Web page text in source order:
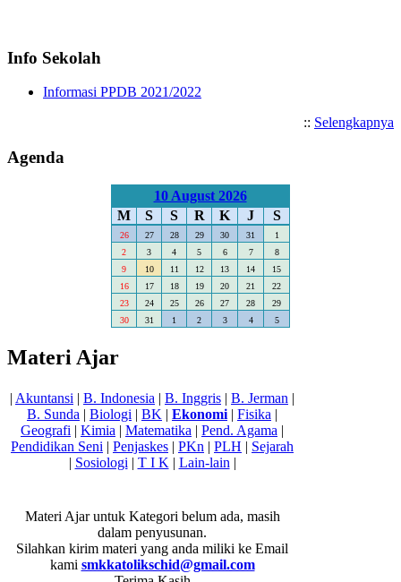
Info Sekolah
Informasi PPDB 2021/2022
:: Selengkapnya
Agenda
10 August 2026
M
S S R K J S
26 27 28 29 30 31
1
2
3 4 5 6 7
8
9
10 11 12 13 14
15
16
17 18 19 20 21
22
23
24 25 26 27 28
29
30
31 1 2 3 4 5
Materi Ajar
| Akuntansi | B. Indonesia | B. Inggris | B. Jerman |
B. Sunda | Biologi | BK | Ekonomi | Fisika |
Geografi | Kimia | Matematika | Pend. Agama |
Pendidikan Seni | Penjaskes | PKn | PLH | Sejarah
| Sosiologi | T I K | Lain-lain |
Materi Ajar untuk Kategori belum ada, masih
dalam penyusunan.
Silahkan kirim materi yang anda miliki ke Email
kami smkkatolikschid@gmail.com